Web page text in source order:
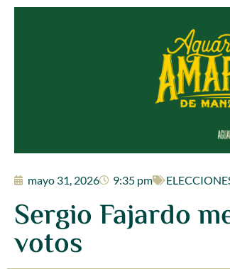
mayo 31, 2026 9:35 pm
Sergio Fajardo
votos